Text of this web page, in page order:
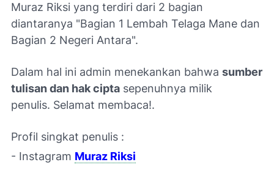
Muraz Riksi yang terdiri dari 2 bagian
diantaranya "Bagian 1 Lembah Telaga Mane dan
Bagian 2 Negeri Antara".
Dalam hal ini admin menekankan bahwa sumber
tulisan dan hak cipta sepenuhnya milik
penulis. Selamat membaca!.
Profil singkat penulis :
- Instagram Muraz Riksi